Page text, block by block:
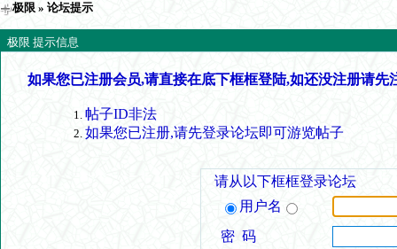
极限 » 论坛提示
极限 提示信息
如果您已注册会员,请直接在底下框框登陆,如还没注册请先
帖子ID非法
如果您已注册,请先登录论坛即可游览帖子
请从以下框框登录论坛
用户名
密 码